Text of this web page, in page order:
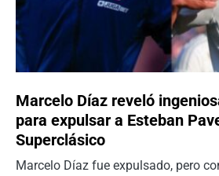
Marcelo Díaz reveló
para expulsar a Esteban
Superclásico
Marcelo Díaz fue expulsado, pero